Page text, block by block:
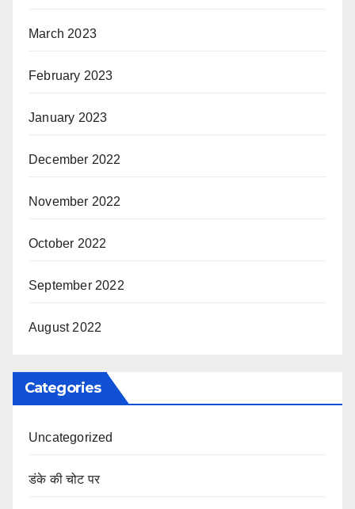
March 2023
February 2023
January 2023
December 2022
November 2022
October 2022
September 2022
August 2022
Categories
Uncategorized
डंके की चोट पर